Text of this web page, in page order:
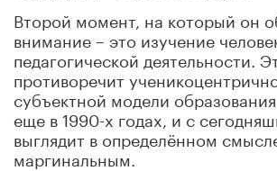
Второй момент, на который он
внимание – это изучение
педагогической деятельности.
противоречит
субъектной модели
еще в 1990-х годах, и с
выглядит в определённом
маргинальным.